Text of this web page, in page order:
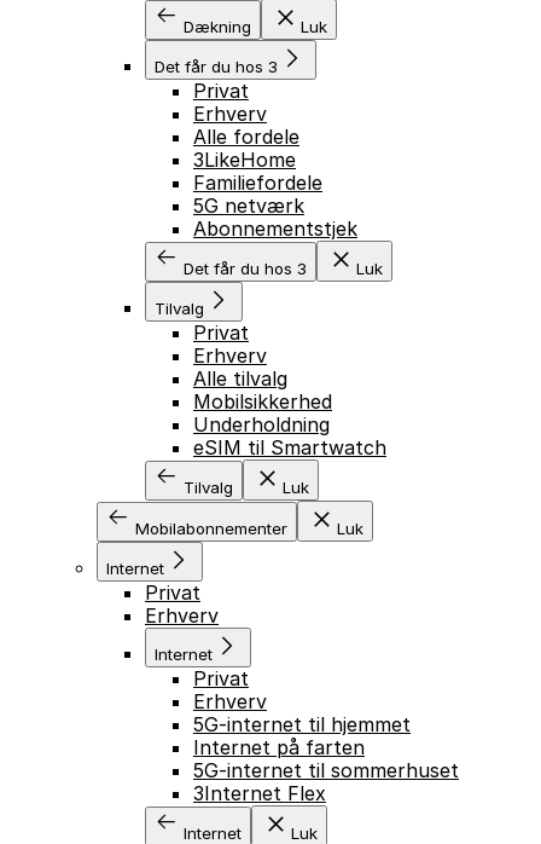
Dækning Luk
Det får du hos 3
Privat
Erhverv
Alle fordele
3LikeHome
Familiefordele
5G netværk
Abonnementstjek
Det får du hos 3 Luk
Tilvalg
Privat
Erhverv
Alle tilvalg
Mobilsikkerhed
Underholdning
eSIM til Smartwatch
Tilvalg Luk
Mobilabonnementer Luk
Internet
Privat
Erhverv
Internet
Privat
Erhverv
5G-internet til hjemmet
Internet på farten
5G-internet til sommerhuset
3Internet Flex
Internet Luk